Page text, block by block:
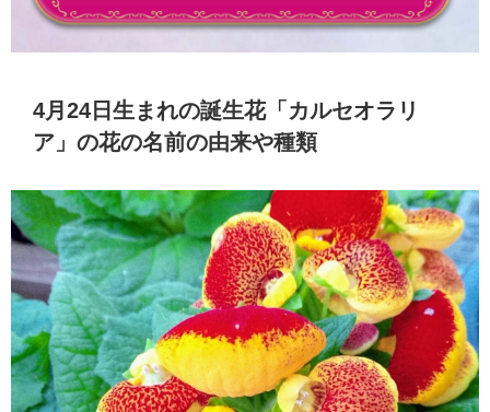
4月24日生まれの誕生花「カルセオラリ
ア」の花の名前の由来や種類